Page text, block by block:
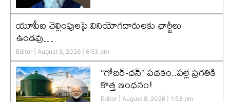
యూపీఐ చెల్లింపులపై వినియోగదారులకు ఛార్జీలు
ఉండవు…
Editor August 8, 2026 6:53 pm
“గోబర్-ధన్” పథకం..పల్లె ప్రగతికి
కొత్త ఇంధనం!
Editor August 8, 2026 1:53 pm